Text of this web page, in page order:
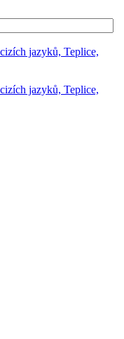
jazyků, Teplice,
jazyků, Teplice,